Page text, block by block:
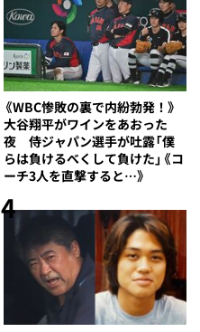
《WBC惨敗の裏で内紛勃発！》
大谷翔平がワインをあおった
夜 侍ジャパン選手が吐露「僕
らは負けるべくして負けた」《コ
ーチ3人を直撃すると…》
4